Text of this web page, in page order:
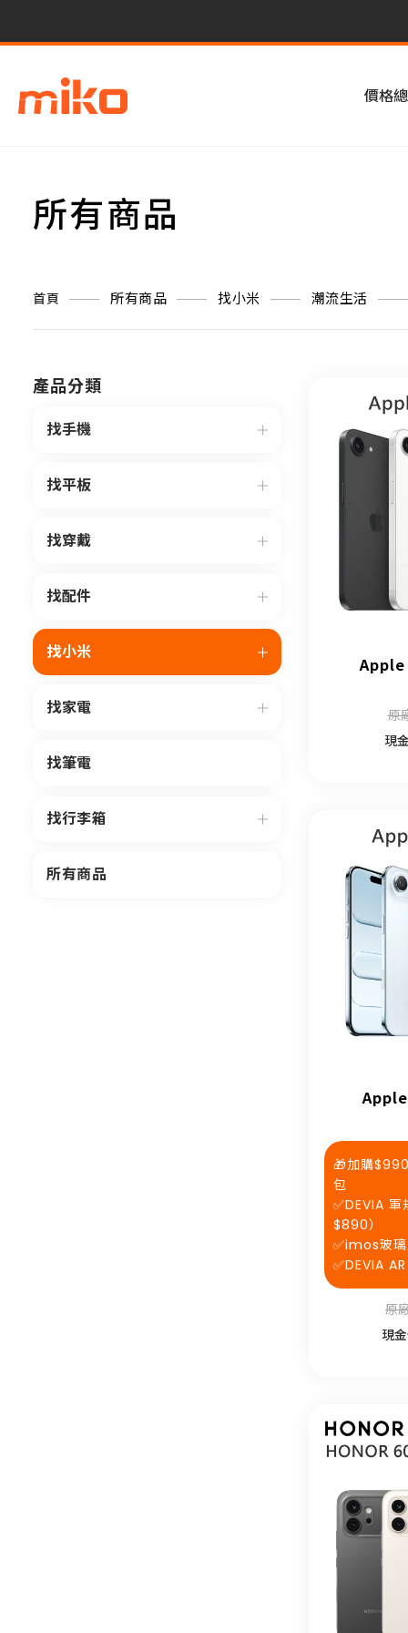
價格
所有商品
首頁 所有商品 找小米 潮流生活
產品分類
找手機
找平板
找穿戴
找配件
找小米
找家電
找筆電
找行李箱
所有商品
原
現
🎁加購
包
✅DEVIA
$890）
✅imos玻
✅DEVIA
原
現